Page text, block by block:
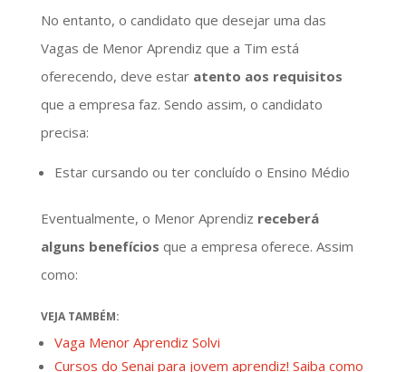
No entanto, o candidato que desejar uma das
Vagas de Menor Aprendiz que a Tim está
oferecendo, deve estar atento aos requisitos
que a empresa faz. Sendo assim, o candidato
precisa:
Estar cursando ou ter concluído o Ensino Médio
Eventualmente, o Menor Aprendiz receberá
alguns benefícios que a empresa oferece. Assim
como:
VEJA TAMBÉM:
Vaga Menor Aprendiz Solvi
Cursos do Senai para jovem aprendiz! Saiba como